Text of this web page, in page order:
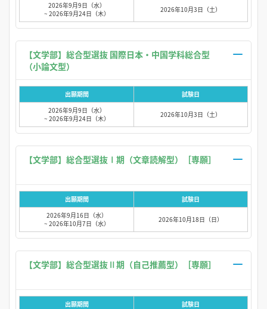
2026年9月9日（水）
~ 2026年9月24日（木）
2026年10月3日（土）
【文学部】総合型選抜 国際日本・中国学科総合型
出願期間
試験日
2026年9月9日（水）
~ 2026年9月24日（木）
2026年10月3日（土）
【文学部】総合型選抜Ⅰ期（文章読解型）［専願］
出願期間
試験日
2026年9月16日（水）
~ 2026年10月7日（水）
2026年10月18日（日）
【文学部】総合型選抜Ⅱ期（自己推薦型）［専願］
出願期間
試験日